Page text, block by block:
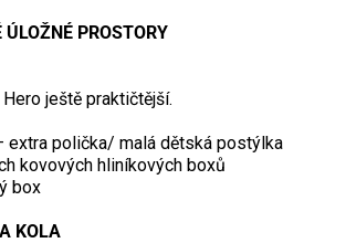
ÚLOŽNÉ PROSTORY
ještě praktičtější.
extra polička/ malá dětská postýlka
kovových hliníkových boxů
box
KOLA